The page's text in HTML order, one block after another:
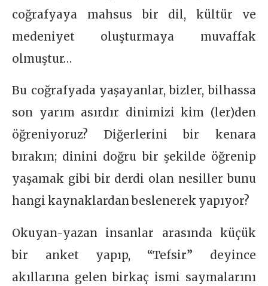
coğrafyaya mahsus bir dil, kültür ve
medeniyet oluşturmaya muvaffak
olmuştur…
Bu coğrafyada yaşayanlar, bizler, bilhassa
son yarım asırdır dinimizi kim (ler)den
öğreniyoruz? Diğerlerini bir kenara
bırakın; dinini doğru bir şekilde öğrenip
yaşamak gibi bir derdi olan nesiller bunu
hangi kaynaklardan beslenerek yapıyor?
Okuyan-yazan insanlar arasında küçük
bir anket yapıp, “Tefsir” deyince
akıllarına gelen birkaç ismi saymalarını